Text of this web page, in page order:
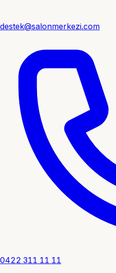
destek@salonmerkezi.com
0422 311 11 11